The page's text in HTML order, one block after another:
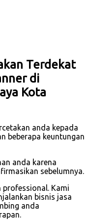
Terdekat
di
Kota
anda kepada
beberapa keuntungan
anda karena
sebelumnya.
professional. Kami
bisnis jasa
anda